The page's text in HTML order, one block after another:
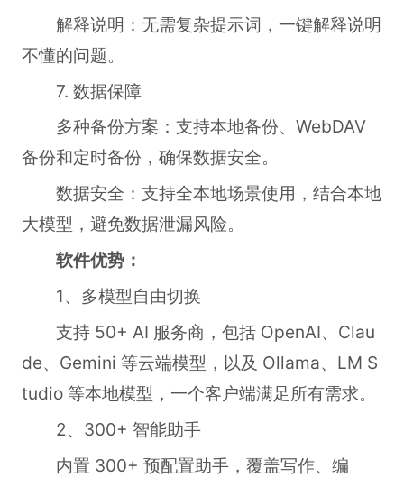
解释说明：无需复杂提示词，一键解释说明
不懂的问题。
7. 数据保障
多种备份方案：支持本地备份、WebDAV
备份和定时备份，确保数据安全。
数据安全：支持全本地场景使用，结合本地
大模型，避免数据泄漏风险。
软件优势：
1、多模型自由切换
支持 50+ AI 服务商，包括 OpenAI、Clau
de、Gemini 等云端模型，以及 Ollama、LM S
tudio 等本地模型，一个客户端满足所有需求。
2、300+ 智能助手
内置 300+ 预配置助手，覆盖写作、编